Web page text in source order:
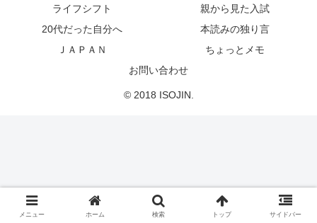
ライフシフト
親から見た入試
20代だった自分へ
本読みの独り言
ＪＡＰＡＮ
ちょっとメモ
お問い合わせ
© 2018 ISOJIN.
メニュー ホーム 検索 トップ サイドバー